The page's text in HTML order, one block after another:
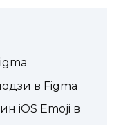
в Figma
iOS Emoji в